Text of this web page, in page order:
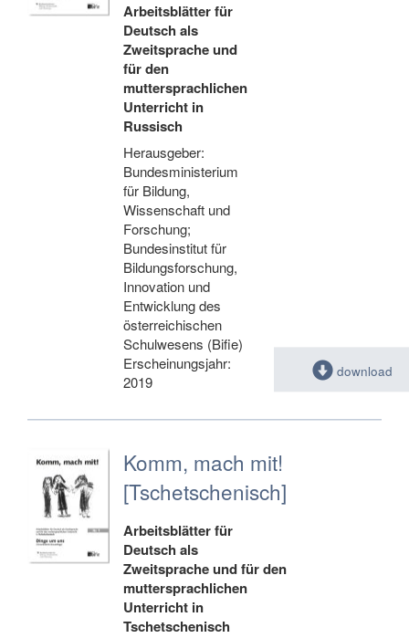
Arbeitsblätter für
Deutsch als
Zweitsprache und
für den
muttersprachlichen
Unterricht in
Russisch
Herausgeber:
Bundesministerium
für Bildung,
Wissenschaft und
Forschung;
Bundesinstitut für
Bildungsforschung,
Innovation und
Entwicklung des
österreichischen
Schulwesens (Bifie)
Erscheinungsjahr:
2019
download
Komm, mach mit!
[Tschetschenisch]
Arbeitsblätter für
Deutsch als
Zweitsprache und für den
muttersprachlichen
Unterricht in
Tschetschenisch